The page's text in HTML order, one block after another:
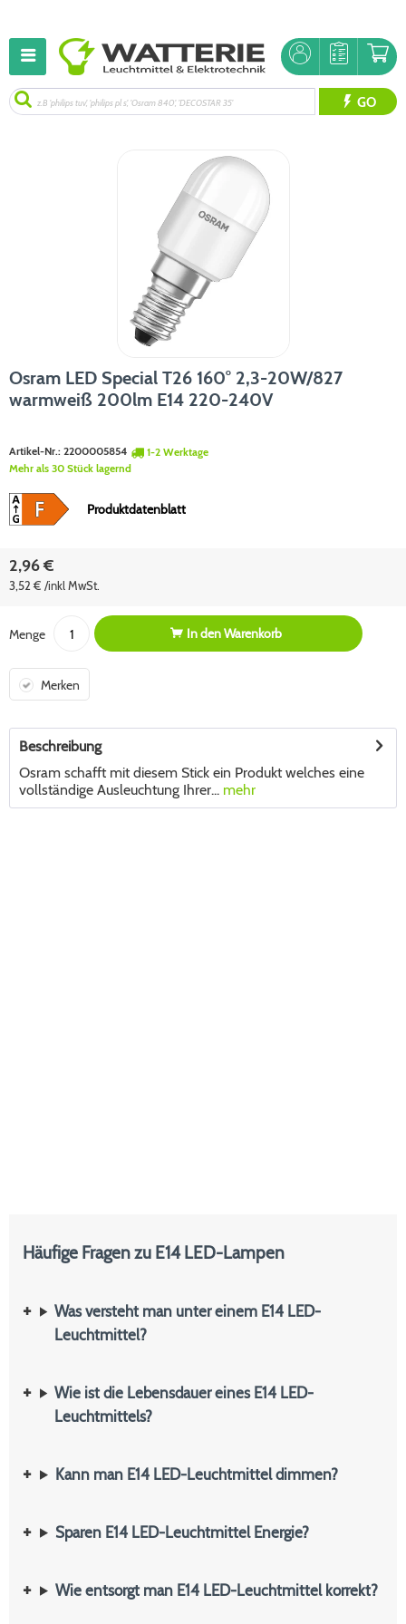
GO
Osram LED Special T26 160° 2,3-20W/827
warmweiß 200lm E14 220-240V
Artikel-Nr.: 2200005854
1-2 Werktage
Mehr als 30 Stück lagernd
Produktdatenblatt
2,96 €
3,52 € /inkl MwSt.
Menge In denWarenkorb
Merken
Beschreibung
Osram schafft mit diesem Stick ein Produkt welches eine
vollständige Ausleuchtung Ihrer... mehr
Häufige Fragen zu E14 LED-Lampen
Was versteht man unter einem E14 LED-
Leuchtmittel?
Wie ist die Lebensdauer eines E14 LED-
Leuchtmittels?
Kann man E14 LED-Leuchtmittel dimmen?
Sparen E14 LED-Leuchtmittel Energie?
Wie entsorgt man E14 LED-Leuchtmittel korrekt?